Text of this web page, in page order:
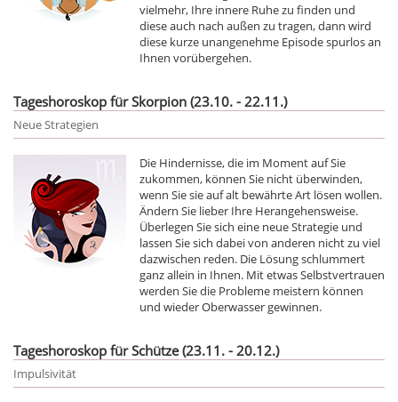
vielmehr, Ihre innere Ruhe zu finden und
diese auch nach außen zu tragen, dann wird
diese kurze unangenehme Episode spurlos an
Ihnen vorübergehen.
Tageshoroskop für Skorpion (23.10. - 22.11.)
Neue Strategien
Die Hindernisse, die im Moment auf Sie
zukommen, können Sie nicht überwinden,
wenn Sie sie auf alt bewährte Art lösen wollen.
Ändern Sie lieber Ihre Herangehensweise.
Überlegen Sie sich eine neue Strategie und
lassen Sie sich dabei von anderen nicht zu viel
dazwischen reden. Die Lösung schlummert
ganz allein in Ihnen. Mit etwas Selbstvertrauen
werden Sie die Probleme meistern können
und wieder Oberwasser gewinnen.
Tageshoroskop für Schütze (23.11. - 20.12.)
Impulsivität